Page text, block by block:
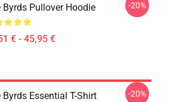
Byrds Pullover Hoodie
€ - 45,95 €
-20%
Byrds Essential T-Shirt -20%